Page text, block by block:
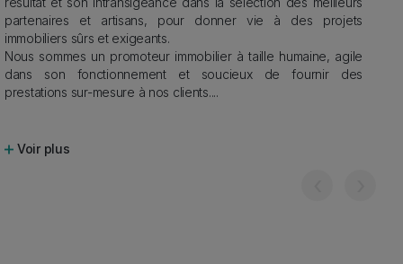
partenaires et artisans, pour donner vie à des projets
immobiliers sûrs et exigeants.
Nous sommes un promoteur immobilier à taille humaine, agile
dans son fonctionnement et soucieux de fournir des
prestations sur-mesure à nos clients....
Voir plus